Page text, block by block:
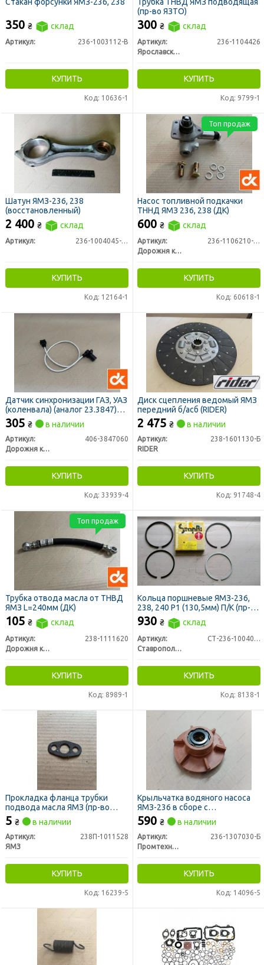
350 ₴ склад
Артикул: 236-1003112-В
КУПИТЬ
Код: 10636-1
(пр-во ЯЗТО)
300 ₴ склад
Артикул:
236-1104426
Ярославский завод технологической оснастки
КУПИТЬ
Код: 9799-1
Шатун ЯМЗ-236, 238
(восстановленный)
2 400 ₴ склад
Артикул: 236-1004045-Б3
КУПИТЬ
Код: 12164-1
Насос топливной подкачки
ТННД ЯМЗ 236, 238 (ДК)
600 ₴ склад
Артикул:
236-1106210-А2
Дорожня карта
КУПИТЬ
Код: 60618-1
Топ продаж
Датчик синхронизации ГАЗ, УАЗ
(коленвала) (аналог 23.3847)
<ДК>
305 ₴ в наличии
Артикул:
406-3847060
Дорожня карта
КУПИТЬ
Код: 33939-4
Диск сцепления ведомый ЯМЗ
передний б/асб (RIDER)
2 475 ₴ в наличии
Артикул:
238-1601130-Б
RIDER
КУПИТЬ
Код: 91748-4
Трубка отвода масла от ТНВД
ЯМЗ L=240мм (ДК)
105 ₴ склад
Артикул:
238-1111620
Дорожня карта
КУПИТЬ
Код: 8989-1
Топ продаж
Кольца поршневые ЯМЗ-236,
238, 240 Р1 (130,5мм) П/К (пр-во
СТАПРИ)
930 ₴ склад
Артикул:
Ставропольский Завод Поршневых Колец
КУПИТЬ
Код: 8138-1
Прокладка фланца трубки
подвода масла ЯМЗ (пр-во
ЯМЗ)
5 ₴ в наличии
Артикул:
238П-1011528
ЯМЗ
КУПИТЬ
Код: 16239-5
Крыльчатка водяного насоса
ЯМЗ-236 в сборе с
уплотнением (СТМ S.I.L.A.)
590 ₴ в наличии
Артикул:
236-1307030-Б
Промтехника ООО, Украина
КУПИТЬ
Код: 14096-5